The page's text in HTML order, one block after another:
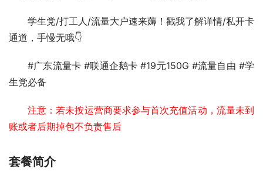
学生党/打工人/流量大户速来薅！戳我了解详情/私开卡
通道，手慢无哦👇
#广东流量卡 #联通企鹅卡 #19元150G #流量自由 #学
生党必备
注意：若未按运营商要求参与首次充值活动，流量未到
账或者后期掉包不负责售后
套餐简介